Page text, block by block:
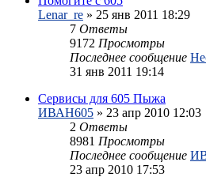
Lenar_re » 25 янв 2011 18:29
7 Ответы
9172 Просмотры
Последнее сообщение
31 янв 2011 19:14
Сервисы для 605 Пыжа
ИВАН605 » 23 апр 2010 12:03
2 Ответы
8981 Просмотры
Последнее сообщение
23 апр 2010 17:53